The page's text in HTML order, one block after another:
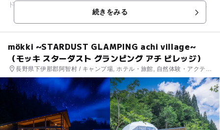
ドによる星空案内付きの「星空鑑賞会」を毎日実施していま
す。星空観賞会は空きがあ...続きをみる
mökki ~STARDUST GLAMPING achi village~
（モッキ スターダスト グランピング アチ ビレッジ）
長野県下伊那郡阿智村 / キャンプ場, ホテル・旅館, 自然体験・アクティ
ビティ